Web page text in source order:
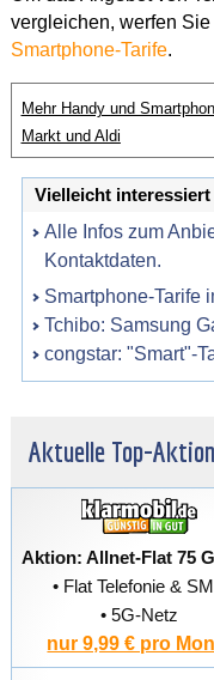
vergleichen, werfen
Smartphone-Tarife.
Mehr Handy und
Markt und Aldi
Vielleicht interessiert
Alle Infos zum
Kontaktdaten.
Smartphone-Tarife
Tchibo: Samsung
congstar: "Smart"-
Aktuelle Top-
Aktion: Allnet-Flat 75
• Flat Telefonie &
• 5G-Netz
nur 9,99 € pro